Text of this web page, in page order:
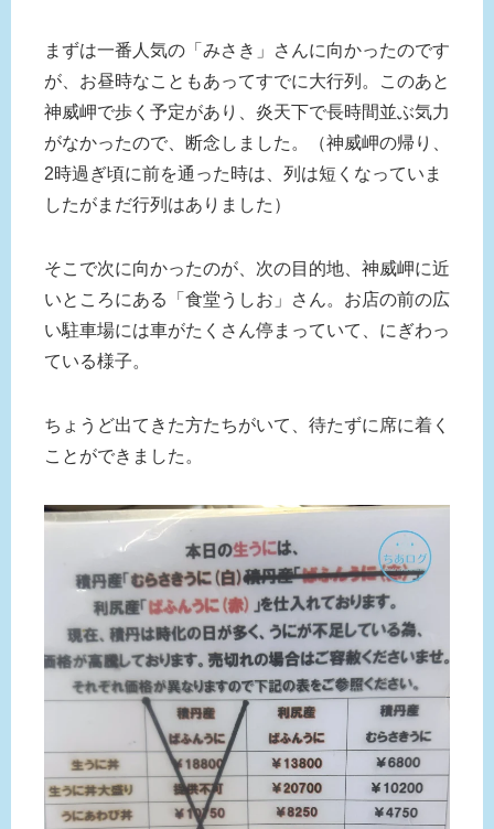
まずは一番人気の「みさき」さんに向かったのです
が、お昼時なこともあってすでに大行列。このあと
神威岬で歩く予定があり、炎天下で長時間並ぶ気力
がなかったので、断念しました。（神威岬の帰り、
2時過ぎ頃に前を通った時は、列は短くなっていま
したがまだ行列はありました）
そこで次に向かったのが、次の目的地、神威岬に近
いところにある「食堂うしお」さん。お店の前の広
い駐車場には車がたくさん停まっていて、にぎわっ
ている様子。
ちょうど出てきた方たちがいて、待たずに席に着く
ことができました。